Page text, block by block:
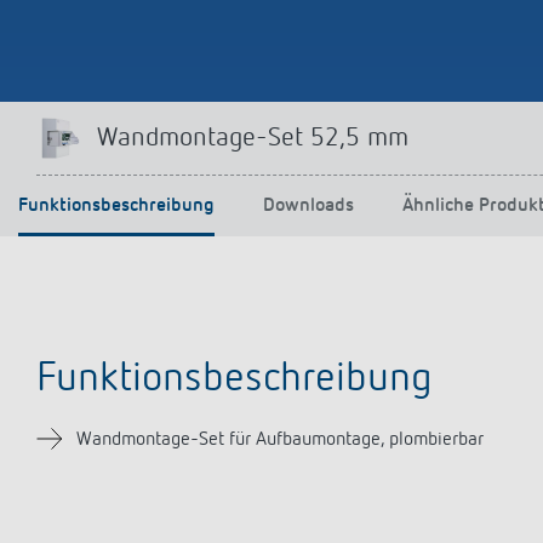
Wandmontage-Set 52,5 mm
Funktionsbeschreibung Downloads Ähnliche
Funktionsbeschreibung
Wandmontage-Set für Aufbaumontage, plombierbar